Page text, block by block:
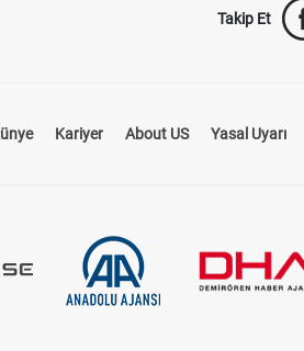
Takip Et
Kariyer About US Yasal Uyarı